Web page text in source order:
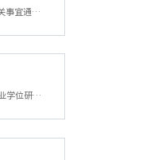
各学院（研究院）：本学期研究生课程结束时间为第16周（2026年6月18日），临近学期结束，为切实做好本学期研究生期末考核工作，现将有关事宜通知如下：一、考核形式、时间及要求1.本学期期末考核时间为第17-18周（2026年6月22日至2026年6月30日）。2.期末考核可以采取考试或考查两种形式。学位课原则上应采用考试方式进行考核，如需其他方式考核，请提交申请，经授课教师本人签字、所在学院分管领导签署意见学院盖章，报研究生...
各学院（研究院）：为强化专业学位研究生创新能力培养，深化专业学位研究生培养模式改革，提高专业学位研究生培养质量，根据《浙江省专业学位研究生优秀创新成果评选办法（试行）》（浙研教字第〔2025〕14号）规定，现启动2025年浙江省专业学位研究生优秀创新成果评选工作。一、申报范围和申报成果形式2025年我校专业学位在读研究生或毕业生在学期间自主取得的专业相关实践成果（如毕业生申报，申报成果取得时间应在毕业后一年...